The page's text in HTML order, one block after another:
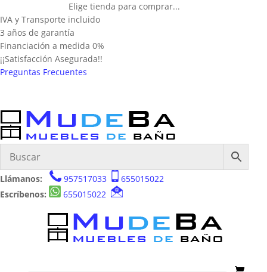
Elige tienda para comprar...
IVA y Transporte incluido
3 años de garantía
Financiación a medida 0%
¡¡Satisfacción Asegurada!!
Preguntas Frecuentes
Llámanos: 957517033
655015022
Escríbenos:
655015022